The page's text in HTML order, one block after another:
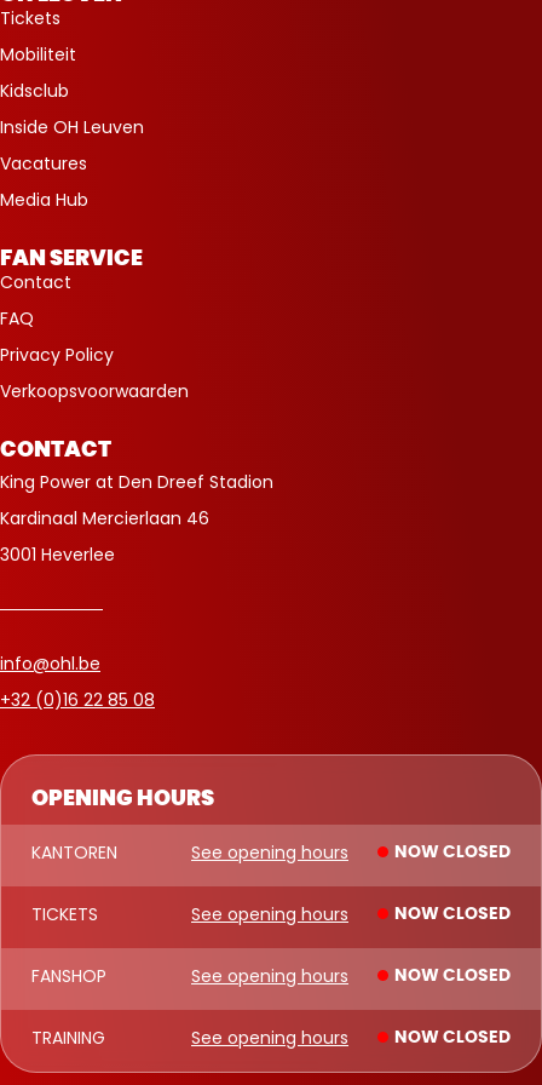
OPENING HOURS
KANTOREN See opening hours NOW CLOSED
TICKETS See opening hours NOW CLOSED
FANSHOP See opening hours NOW CLOSED
TRAINING See opening hours NOW CLOSED
Tickets
Mobiliteit
Kidsclub
Inside OH Leuven
Vacatures
Media Hub
FAN SERVICE
Contact
FAQ
Privacy Policy
Verkoopsvoorwaarden
CONTACT
King Power at Den Dreef Stadion
Kardinaal Mercierlaan 46
3001 Heverlee
info@ohl.be
+32 (0)16 22 85 08